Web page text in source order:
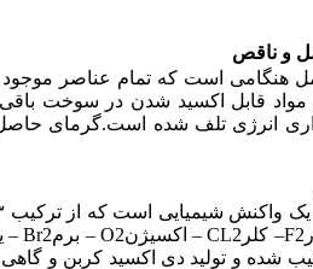
و ناقص
هنگامی است که تمام عناصر موجود
مواد قابل اکسید شدن در سوخت
انرژی تلف شده است.گرمای
F2– کلر CL2– اکسیژنO2 – برمBr2
–
شده و تولید دی اکسید کربن و گاهی